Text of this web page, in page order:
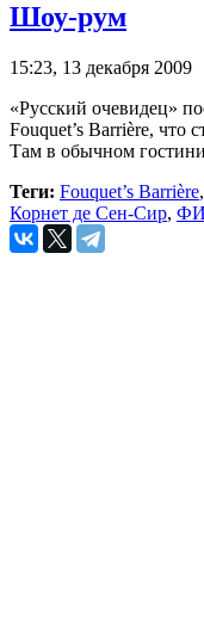
Шоу-рум
15:23, 13 декабря 2009
«Русский очевидец»
Fouquet’s Barrière, что
Там в обычном
Теги: Fouquet’s Barrière,
Корнет де Сен-Сир,